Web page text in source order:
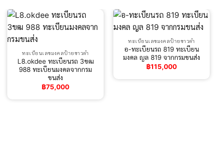
ทะเบียนเลขมงคลป้ายขาวดำ
L8.okdee ทะเบียนรถ 3ขฒ
988 ทะเบียนมงคลจากกรม
ขนส่ง
฿75,000
ทะเบียนเลขมงคลป้ายขาวดำ
อ-ทะเบียนรถ 819 ทะเบียน
มงคล ญล 819 จากกรมขนส่ง
฿115,000